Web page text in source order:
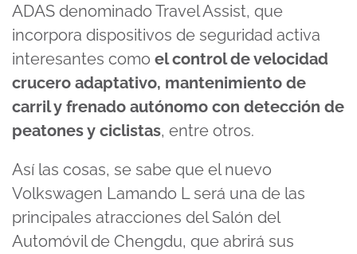
ADAS denominado Travel Assist, que
incorpora dispositivos de seguridad activa
interesantes como el control de velocidad
crucero adaptativo, mantenimiento de
carril y frenado autónomo con detección de
peatones y ciclistas, entre otros.
Así las cosas, se sabe que el nuevo
Volkswagen Lamando L será una de las
principales atracciones del Salón del
Automóvil de Chengdu, que abrirá sus